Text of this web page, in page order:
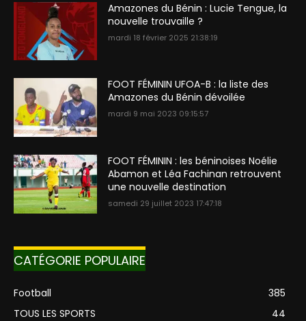
Amazones du Bénin : Lucie Tengue, la
nouvelle trouvaille ?
mardi 18 février 2025 21:38:19
FOOT FÉMININ UFOA-B : la liste des
Amazones du Bénin dévoilée
mardi 9 mai 2023 09:15:57
FOOT FÉMININ : les béninoises Noélie
Abamon et Léa Fachinan retrouvent
une nouvelle destination
samedi 29 juillet 2023 17:47:18
CATÉGORIE POPULAIRE
Football
385
TOUS LES SPORTS
44